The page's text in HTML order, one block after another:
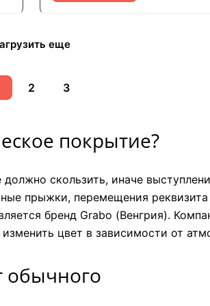
еще
2 3
покрытие?
скользить, иначе
прыжки, перемещения реквизита
бренд Grabo (Венгрия).
цвет в зависимости от
обычного